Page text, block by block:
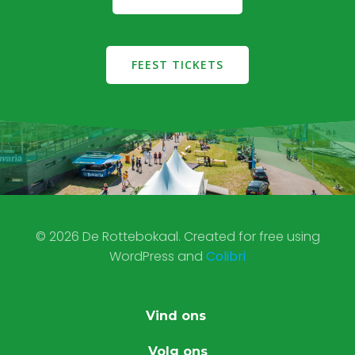
FEEST TICKETS
© 2026 De Rottebokaal. Created for free using
WordPress and Colibri
Vind ons
Volg ons